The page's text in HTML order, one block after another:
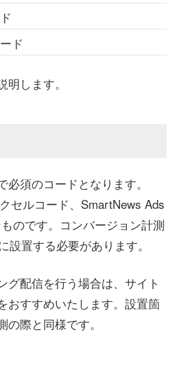
ド
します。
必須のコードとなります。
セルコード、SmartNews Ads
のです。コンバージョン計測
設置する必要があります。
グ配信を行う場合は、サイト
おすすめいたします。設置箇
際と同様です。